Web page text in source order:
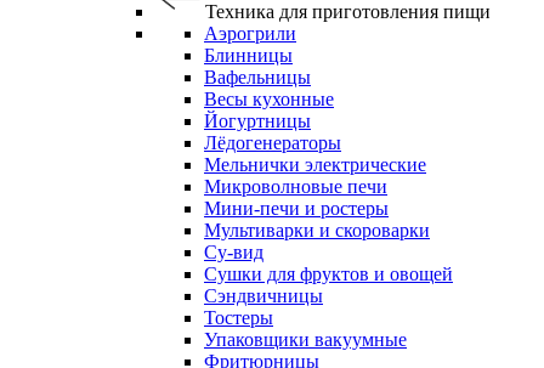
Техника для приготовления пищи
Аэрогрили
Блинницы
Вафельницы
Весы кухонные
Йогуртницы
Лёдогенераторы
Мельнички электрические
Микроволновые печи
Мини-печи и ростеры
Мультиварки и скороварки
Су-вид
Сушки для фруктов и овощей
Сэндвичницы
Тостеры
Упаковщики вакуумные
Фритюрницы